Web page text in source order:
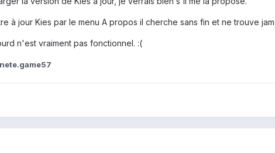
à jour Kies par le menu A propos il cherche sans fin et ne trouve
n'est vraiment pas fonctionnel. :(